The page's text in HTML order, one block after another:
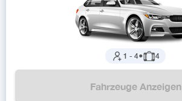
1 - 4● 4
Fahrzeuge Anzeigen